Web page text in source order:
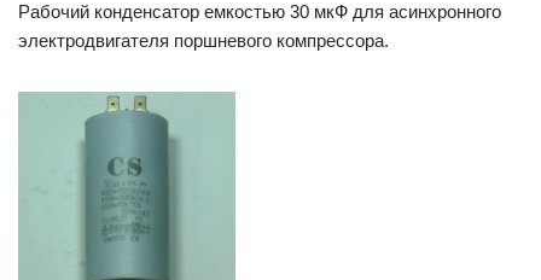
Рабочий конденсатор емкостью 30 мкФ для асинхронного
электродвигателя поршневого компрессора.